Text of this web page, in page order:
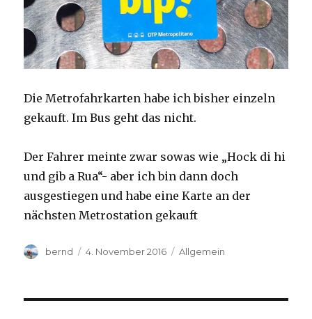
Die Metrofahrkarten habe ich bisher einzeln
gekauft. Im Bus geht das nicht.
Der Fahrer meinte zwar sowas wie „Hock di hi
und gib a Rua“- aber ich bin dann doch
ausgestiegen und habe eine Karte an der
nächsten Metrostation gekauft
Autor
bernd
Veröffentlicht
4. November 2016 Kategorien
Allgemein